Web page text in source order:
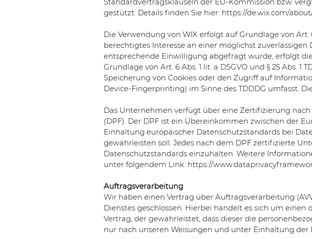
gestützt. Details finden Sie hier: https://de.wix.com/
Die Verwendung von WIX erfolgt auf Grundlage von Art.
berechtigtes Interesse an einer möglichst zuverlässigen
entsprechende Einwilligung abgefragt wurde, erfolgt
Grundlage von Art. 6 Abs. 1 lit. a DSGVO und § 25 Abs. 1
Speicherung von Cookies oder den Zugriff auf
Device-Fingerprinting) im Sinne des TDDDG umfasst.
Das Unternehmen verfügt über eine Zertifizierung nach
(DPF). Der DPF ist ein Übereinkommen zwischen der
Einhaltung europäischer Datenschutzstandards bei
gewährleisten soll. Jedes nach dem DPF zertifizierte
Datenschutzstandards einzuhalten. Weitere
unter folgendem Link: https://
Auftragsverarbeitung
Wir haben einen Vertrag über Auftragsverarbeitung
Dienstes geschlossen. Hierbei handelt es sich um
Vertrag, der gewährleistet, dass dieser die
nur nach unseren Weisungen und unter Einhaltung der